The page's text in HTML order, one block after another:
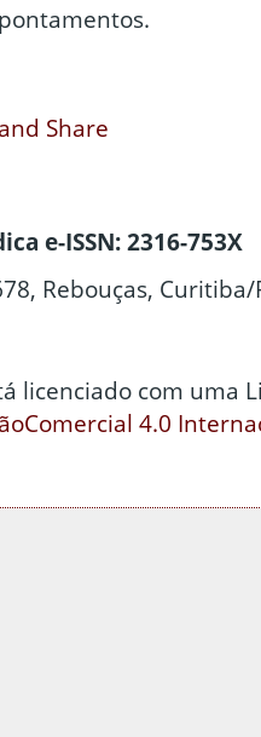
e-ISSN: 2316-753X
Rebouças, Curitiba/
licenciado com uma
4.0